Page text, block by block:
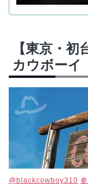
【東京・初
カウボーイ
@blackcowboy310